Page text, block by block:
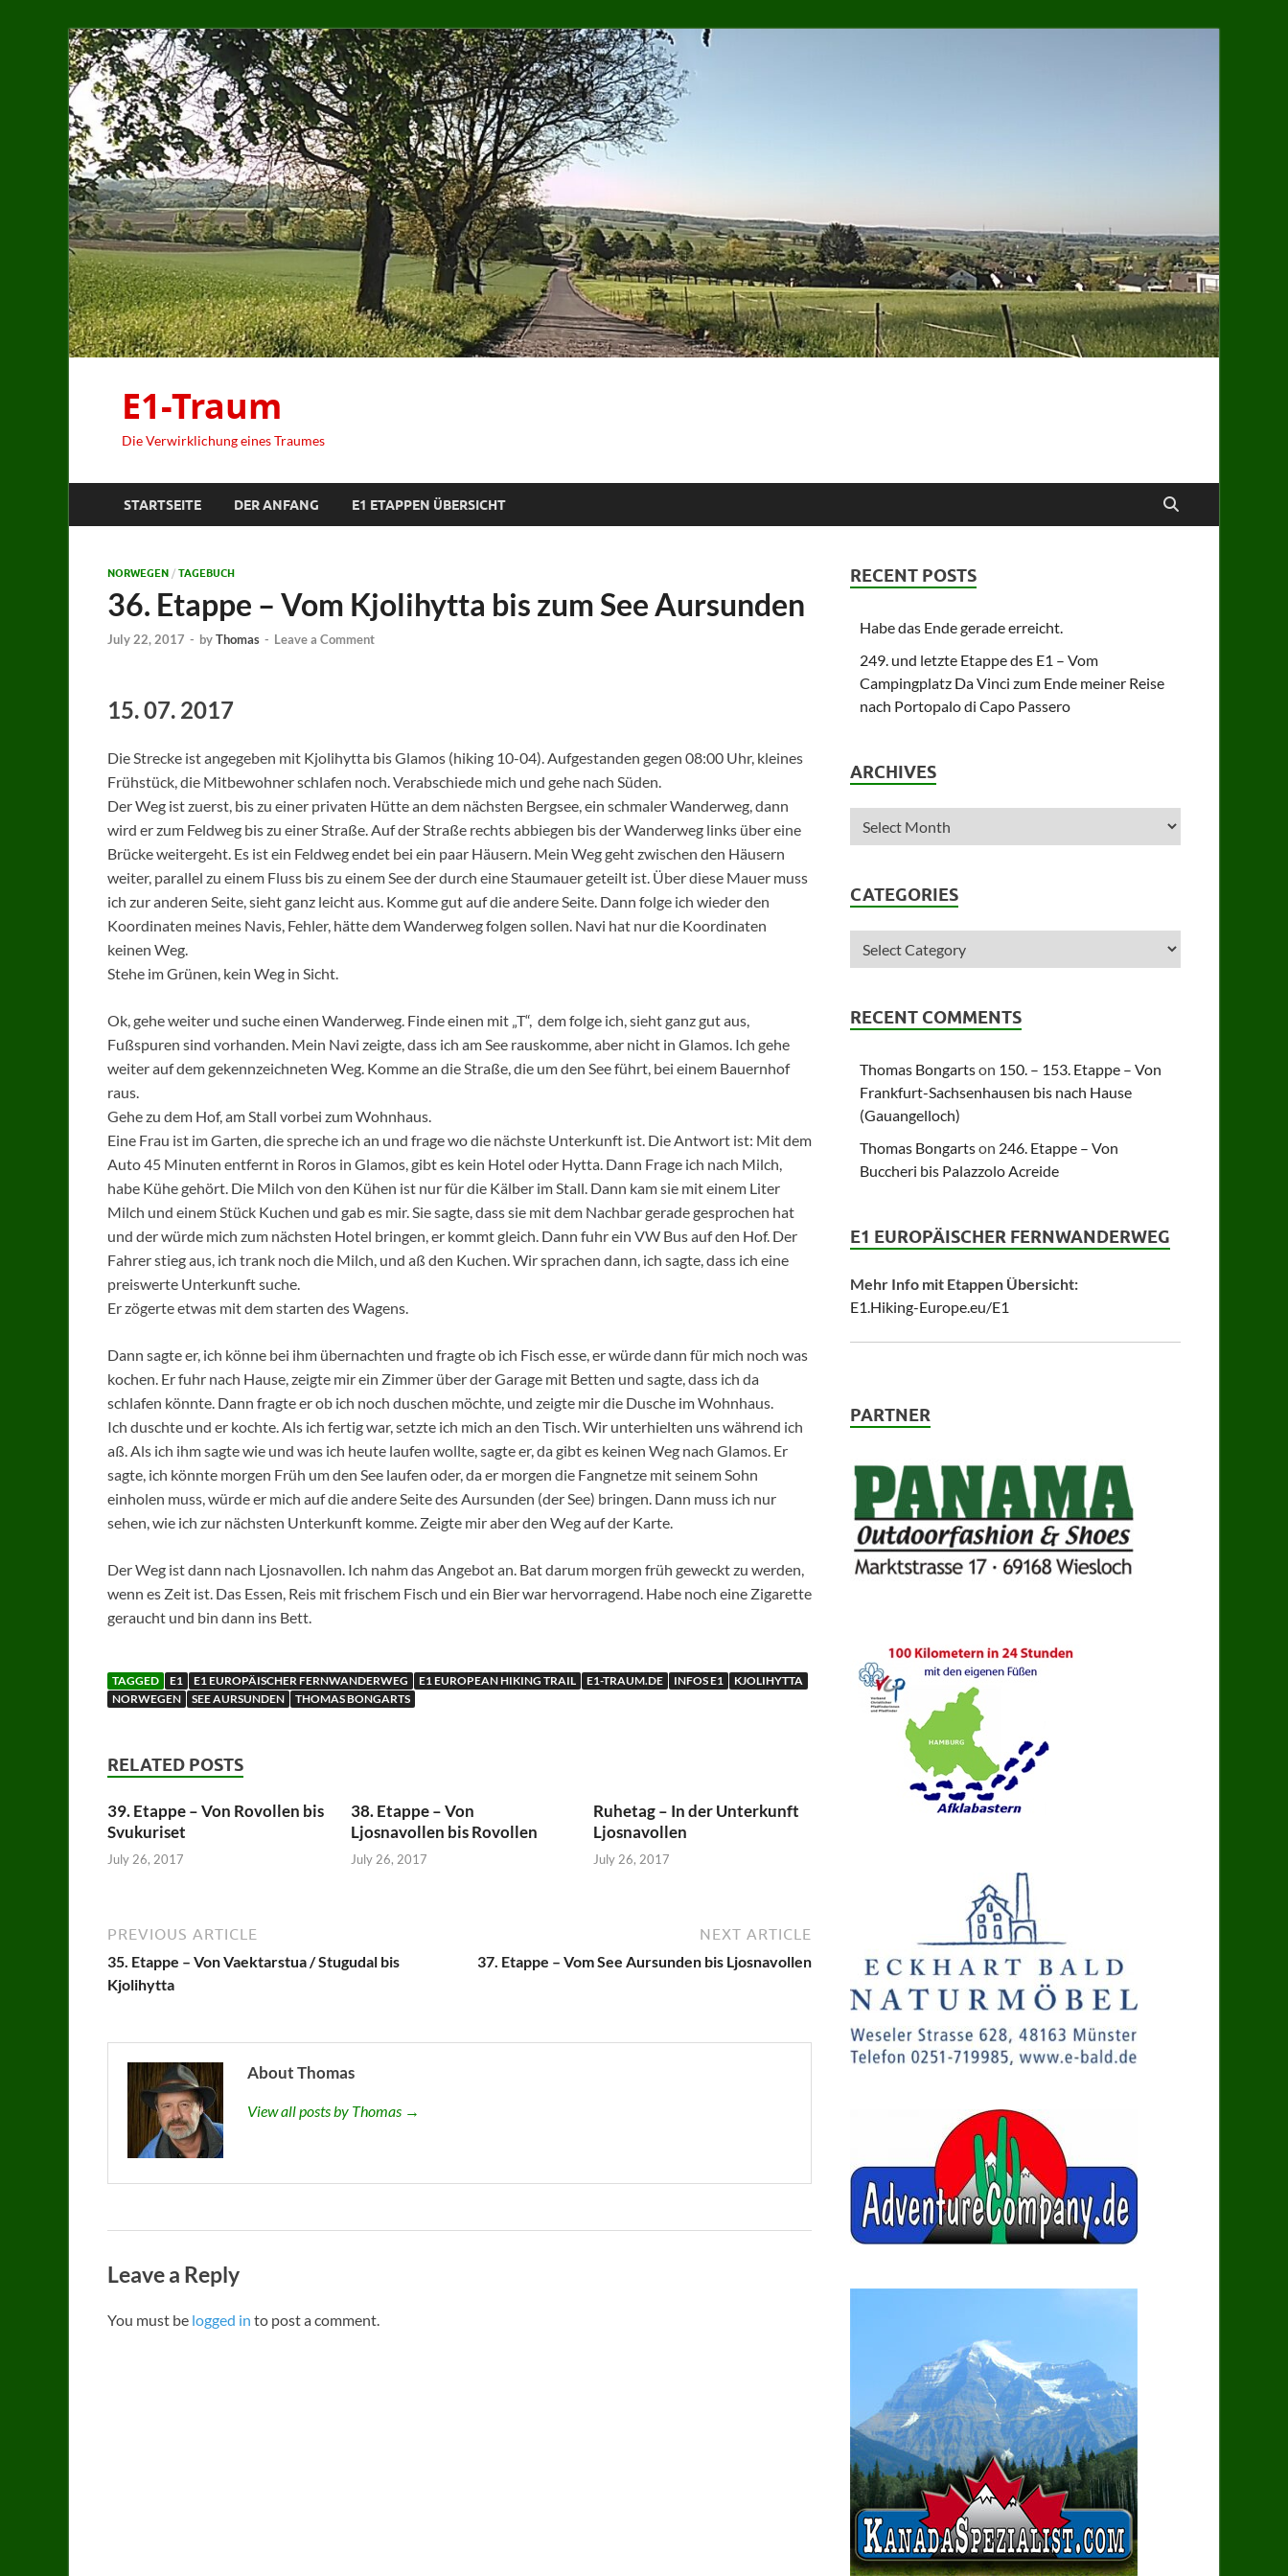
E1-Traum
Die Verwirklichung eines Traumes
STARTSEITE DER ANFANG E1 ETAPPEN ÜBERSICHT
NORWEGEN / TAGEBUCH
36. Etappe – Vom Kjolihytta bis zum See Aursunden
July 22, 2017 - byThomas - Leave a Comment
15. 07. 2017
Die Strecke ist angegeben mit Kjolihytta bis Glamos (hiking 10-04). Aufgestanden gegen 08:00 Uhr, kleines
Frühstück, die Mitbewohner schlafen noch. Verabschiede mich und gehe nach Süden.
Der Weg ist zuerst, bis zu einer privaten Hütte an dem nächsten Bergsee, ein schmaler Wanderweg, dann
wird er zum Feldweg bis zu einer Straße. Auf der Straße rechts abbiegen bis der Wanderweg links über eine
Brücke weitergeht. Es ist ein Feldweg endet bei ein paar Häusern. Mein Weg geht zwischen den Häusern
weiter, parallel zu einem Fluss bis zu einem See der durch eine Staumauer geteilt ist. Über diese Mauer muss
ich zur anderen Seite, sieht ganz leicht aus. Komme gut auf die andere Seite. Dann folge ich wieder den
Koordinaten meines Navis, Fehler, hätte dem Wanderweg folgen sollen. Navi hat nur die Koordinaten
keinen Weg.
Stehe im Grünen, kein Weg in Sicht.
Ok, gehe weiter und suche einen Wanderweg. Finde einen mit „T“, dem folge ich, sieht ganz gut aus,
Fußspuren sind vorhanden. Mein Navi zeigte, dass ich am See rauskomme, aber nicht in Glamos. Ich gehe
weiter auf dem gekennzeichneten Weg. Komme an die Straße, die um den See führt, bei einem Bauernhof
raus.
Gehe zu dem Hof, am Stall vorbei zum Wohnhaus.
Eine Frau ist im Garten, die spreche ich an und frage wo die nächste Unterkunft ist. Die Antwort ist: Mit dem
Auto 45 Minuten entfernt in Roros in Glamos, gibt es kein Hotel oder Hytta. Dann Frage ich nach Milch,
habe Kühe gehört. Die Milch von den Kühen ist nur für die Kälber im Stall. Dann kam sie mit einem Liter
Milch und einem Stück Kuchen und gab es mir. Sie sagte, dass sie mit dem Nachbar gerade gesprochen hat
und der würde mich zum nächsten Hotel bringen, er kommt gleich. Dann fuhr ein VW Bus auf den Hof. Der
Fahrer stieg aus, ich trank noch die Milch, und aß den Kuchen. Wir sprachen dann, ich sagte, dass ich eine
preiswerte Unterkunft suche.
Er zögerte etwas mit dem starten des Wagens.
Dann sagte er, ich könne bei ihm übernachten und fragte ob ich Fisch esse, er würde dann für mich noch was
kochen. Er fuhr nach Hause, zeigte mir ein Zimmer über der Garage mit Betten und sagte, dass ich da
schlafen könnte. Dann fragte er ob ich noch duschen möchte, und zeigte mir die Dusche im Wohnhaus.
Ich duschte und er kochte. Als ich fertig war, setzte ich mich an den Tisch. Wir unterhielten uns während ich
aß. Als ich ihm sagte wie und was ich heute laufen wollte, sagte er, da gibt es keinen Weg nach Glamos. Er
sagte, ich könnte morgen Früh um den See laufen oder, da er morgen die Fangnetze mit seinem Sohn
einholen muss, würde er mich auf die andere Seite des Aursunden (der See) bringen. Dann muss ich nur
sehen, wie ich zur nächsten Unterkunft komme. Zeigte mir aber den Weg auf der Karte.
Der Weg ist dann nach Ljosnavollen. Ich nahm das Angebot an. Bat darum morgen früh geweckt zu werden,
wenn es Zeit ist. Das Essen, Reis mit frischem Fisch und ein Bier war hervorragend. Habe noch eine Zigarette
geraucht und bin dann ins Bett.
TAGGED E1 E1 EUROPÄISCHER FERNWANDERWEG E1 EUROPEAN HIKING TRAIL E1-TRAUM.DE INFOS E1
KJOLIHYTTA
NORWEGEN
SEE AURSUNDEN THOMAS BONGARTS
RELATED POSTS
39. Etappe – Von Rovollen bis
Svukuriset
July 26, 2017
38. Etappe – Von
Ljosnavollen bis Rovollen
July 26, 2017
Ruhetag – In der Unterkunft
Ljosnavollen
July 26, 2017
PREVIOUS ARTICLE
35. Etappe – Von Vaektarstua / Stugudal bis
Kjolihytta
NEXT ARTICLE
37. Etappe – Vom See Aursunden bis Ljosnavollen
About Thomas
View all posts by Thomas →
Leave a Reply
You must be logged in to post a comment.
RECENT POSTS
Habe das Ende gerade erreicht.
249. und letzte Etappe des E1 – Vom
Campingplatz Da Vinci zum Ende meiner Reise
nach Portopalo di Capo Passero
ARCHIVES
CATEGORIES
RECENT COMMENTS
Thomas Bongartson 150. – 153. Etappe – Von
Frankfurt-Sachsenhausen bis nach Hause
(Gauangelloch)
Thomas Bongartson 246. Etappe – Von
Buccheri bis Palazzolo Acreide
E1 EUROPÄISCHER FERNWANDERWEG
Mehr Info mit Etappen Übersicht:
E1.Hiking-Europe.eu/E1
PARTNER